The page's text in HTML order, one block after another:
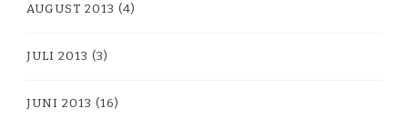
AUGUST 2013 (4)
JULI 2013 (3)
JUNI 2013 (16)